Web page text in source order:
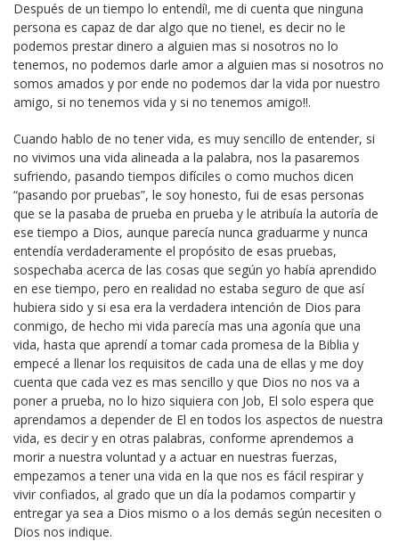
Después de un tiempo lo entendí!, me di cuenta que ninguna
persona es capaz de dar algo que no tiene!, es decir no le
podemos prestar dinero a alguien mas si nosotros no lo
tenemos, no podemos darle amor a alguien mas si nosotros no
somos amados y por ende no podemos dar la vida por nuestro
amigo, si no tenemos vida y si no tenemos amigo!!.
Cuando hablo de no tener vida, es muy sencillo de entender, si
no vivimos una vida alineada a la palabra, nos la pasaremos
sufriendo, pasando tiempos difíciles o como muchos dicen
“pasando por pruebas”, le soy honesto, fui de esas personas
que se la pasaba de prueba en prueba y le atribuía la autoría de
ese tiempo a Dios, aunque parecía nunca graduarme y nunca
entendía verdaderamente el propósito de esas pruebas,
sospechaba acerca de las cosas que según yo había aprendido
en ese tiempo, pero en realidad no estaba seguro de que así
hubiera sido y si esa era la verdadera intención de Dios para
conmigo, de hecho mi vida parecía mas una agonía que una
vida, hasta que aprendí a tomar cada promesa de la Biblia y
empecé a llenar los requisitos de cada una de ellas y me doy
cuenta que cada vez es mas sencillo y que Dios no nos va a
poner a prueba, no lo hizo siquiera con Job, El solo espera que
aprendamos a depender de El en todos los aspectos de nuestra
vida, es decir y en otras palabras, conforme aprendemos a
morir a nuestra voluntad y a actuar en nuestras fuerzas,
empezamos a tener una vida en la que nos es fácil respirar y
vivir confiados, al grado que un día la podamos compartir y
entregar ya sea a Dios mismo o a los demás según necesiten o
Dios nos indique.